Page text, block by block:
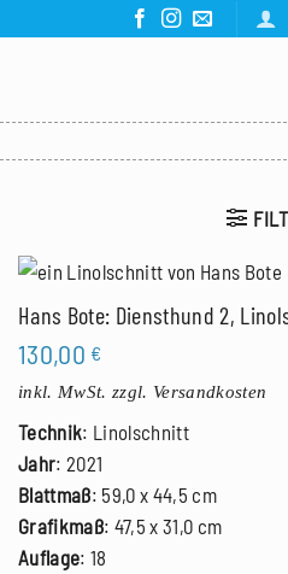
Hans Bote: Diensthund 2,
130,00 €
inkl. MwSt. zzgl. Versandkosten
Technik: Linolschnitt
Jahr: 2021
Blattmaß: 59,0 x 44,5 cm
Grafikmaß: 47,5 x 31,0 cm
Auflage: 18